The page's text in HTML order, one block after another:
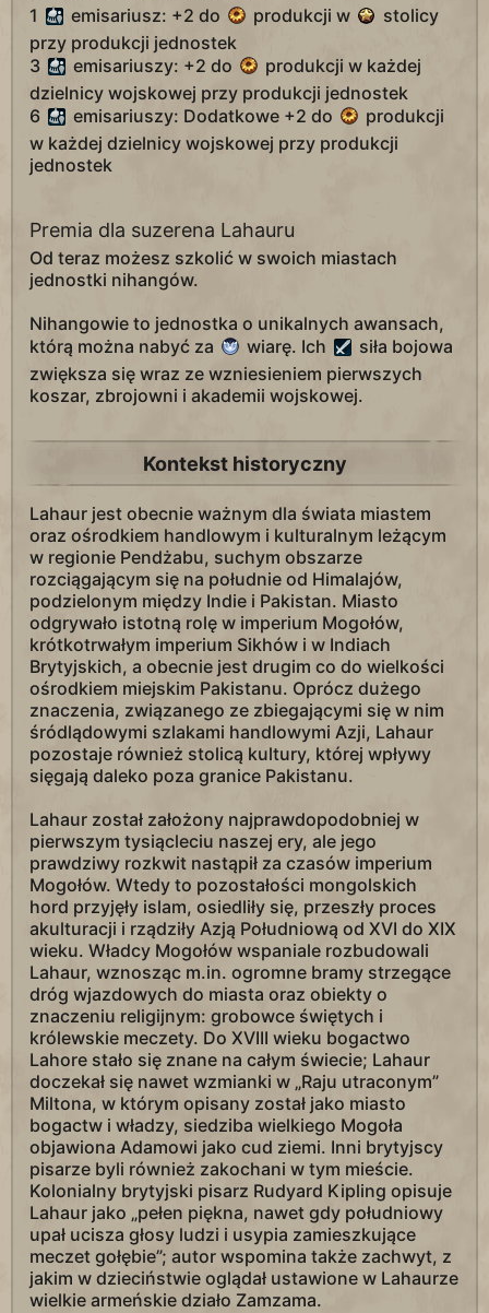
1 emisariusz: +2 do produkcji w
stolicy
przy produkcji jednostek
3
emisariuszy: +2 do
produkcji w każdej
dzielnicy wojskowej przy produkcji jednostek
6
emisariuszy: Dodatkowe +2 do
produkcji
w każdej dzielnicy wojskowej przy produkcji
jednostek
Premia dla suzerena Lahauru
Od teraz możesz szkolić w swoich miastach
jednostki nihangów.
Nihangowie to jednostka o unikalnych awansach,
którą można nabyć za
wiarę. Ich
siła bojowa
zwiększa się wraz ze wzniesieniem pierwszych
koszar, zbrojowni i akademii wojskowej.
Kontekst historyczny
Lahaur jest obecnie ważnym dla świata miastem
oraz ośrodkiem handlowym i kulturalnym leżącym
w regionie Pendżabu, suchym obszarze
rozciągającym się na południe od Himalajów,
podzielonym między Indie i Pakistan. Miasto
odgrywało istotną rolę w imperium Mogołów,
krótkotrwałym imperium Sikhów i w Indiach
Brytyjskich, a obecnie jest drugim co do wielkości
ośrodkiem miejskim Pakistanu. Oprócz dużego
znaczenia, związanego ze zbiegającymi się w nim
śródlądowymi szlakami handlowymi Azji, Lahaur
pozostaje również stolicą kultury, której wpływy
sięgają daleko poza granice Pakistanu.
Lahaur został założony najprawdopodobniej w
pierwszym tysiącleciu naszej ery, ale jego
prawdziwy rozkwit nastąpił za czasów imperium
Mogołów. Wtedy to pozostałości mongolskich
hord przyjęły islam, osiedliły się, przeszły proces
akulturacji i rządziły Azją Południową od XVI do XIX
wieku. Władcy Mogołów wspaniale rozbudowali
Lahaur, wznosząc m.in. ogromne bramy strzegące
dróg wjazdowych do miasta oraz obiekty o
znaczeniu religijnym: grobowce świętych i
królewskie meczety. Do XVIII wieku bogactwo
Lahore stało się znane na całym świecie; Lahaur
doczekał się nawet wzmianki w „Raju utraconym”
Miltona, w którym opisany został jako miasto
bogactw i władzy, siedziba wielkiego Mogoła
objawiona Adamowi jako cud ziemi. Inni brytyjscy
pisarze byli również zakochani w tym mieście.
Kolonialny brytyjski pisarz Rudyard Kipling opisuje
Lahaur jako „pełen piękna, nawet gdy południowy
upał ucisza głosy ludzi i usypia zamieszkujące
meczet gołębie”; autor wspomina także zachwyt, z
jakim w dzieciństwie oglądał ustawione w Lahaurze
wielkie armeńskie działo Zamzama.